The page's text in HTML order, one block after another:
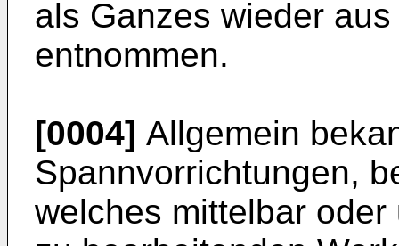
als Ganzes wieder
entnommen.
[0004] Allgemein
Spannvorrichtungen,
welches mittelbar